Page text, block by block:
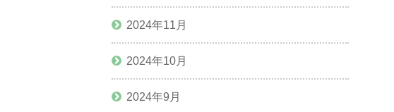
2024年11月
2024年10月
2024年9月